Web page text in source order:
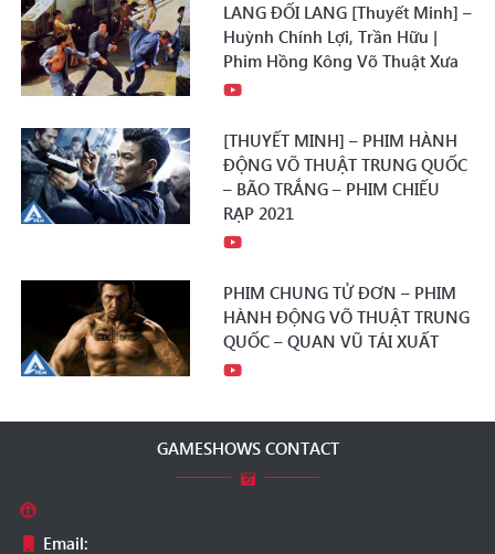
LANG ĐỐI LANG [Thuyết Minh] –
Huỳnh Chính Lợi, Trần Hữu |
Phim Hồng Kông Võ Thuật Xưa
[THUYẾT MINH] – PHIM HÀNH
ĐỘNG VÕ THUẬT TRUNG QUỐC
– BÃO TRẮNG – PHIM CHIẾU
RẠP 2021
PHIM CHUNG TỬ ĐƠN – PHIM
HÀNH ĐỘNG VÕ THUẬT TRUNG
QUỐC – QUAN VŨ TÁI XUẤT
GAMESHOWS CONTACT
Email: